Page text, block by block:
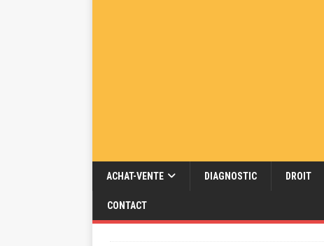
ACHAT-VENTE DIAGNOSTIC DROIT
CONTACT